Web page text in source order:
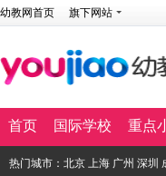
幼教网首页 旗下网站
首页 国际学校 重点
热门城市： 北京 上海 广州 深圳